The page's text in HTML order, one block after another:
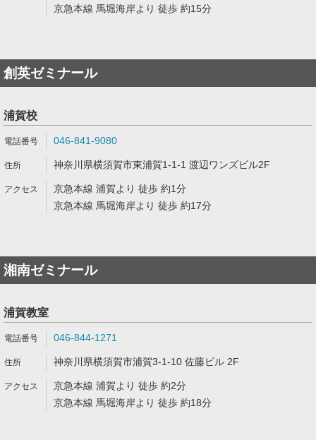
京急本線 馬堀海岸より 徒歩 約15分
創英ゼミナール
浦賀校
046-841-9080
神奈川県横須賀市東浦賀1-1-1 渡辺ワンズビル2F
京急本線 浦賀より 徒歩 約1分
京急本線 馬堀海岸より 徒歩 約17分
湘南ゼミナール
浦賀教室
046-844-1271
神奈川県横須賀市浦賀3-1-10 佐藤ビル 2F
京急本線 浦賀より 徒歩 約2分
京急本線 馬堀海岸より 徒歩 約18分